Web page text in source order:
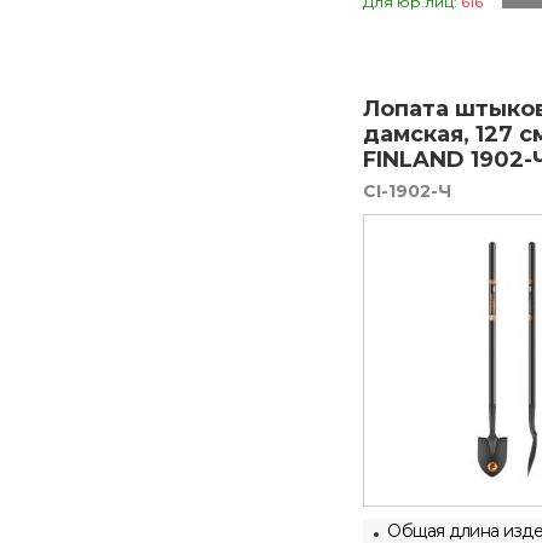
Лопата
дамская, 127
FINLAND 1902-
CI-1902-Ч
Общая длина